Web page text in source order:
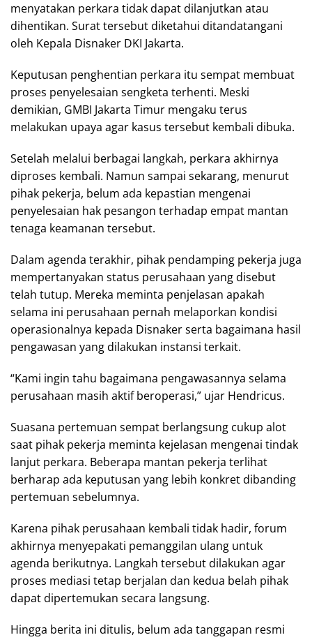
menyatakan perkara tidak dapat dilanjutkan atau
dihentikan. Surat tersebut diketahui ditandatangani
oleh Kepala Disnaker DKI Jakarta.
Keputusan penghentian perkara itu sempat membuat
proses penyelesaian sengketa terhenti. Meski
demikian, GMBI Jakarta Timur mengaku terus
melakukan upaya agar kasus tersebut kembali dibuka.
Setelah melalui berbagai langkah, perkara akhirnya
diproses kembali. Namun sampai sekarang, menurut
pihak pekerja, belum ada kepastian mengenai
penyelesaian hak pesangon terhadap empat mantan
tenaga keamanan tersebut.
Dalam agenda terakhir, pihak pendamping pekerja juga
mempertanyakan status perusahaan yang disebut
telah tutup. Mereka meminta penjelasan apakah
selama ini perusahaan pernah melaporkan kondisi
operasionalnya kepada Disnaker serta bagaimana hasil
pengawasan yang dilakukan instansi terkait.
“Kami ingin tahu bagaimana pengawasannya selama
perusahaan masih aktif beroperasi,” ujar Hendricus.
Suasana pertemuan sempat berlangsung cukup alot
saat pihak pekerja meminta kejelasan mengenai tindak
lanjut perkara. Beberapa mantan pekerja terlihat
berharap ada keputusan yang lebih konkret dibanding
pertemuan sebelumnya.
Karena pihak perusahaan kembali tidak hadir, forum
akhirnya menyepakati pemanggilan ulang untuk
agenda berikutnya. Langkah tersebut dilakukan agar
proses mediasi tetap berjalan dan kedua belah pihak
dapat dipertemukan secara langsung.
Hingga berita ini ditulis, belum ada tanggapan resmi